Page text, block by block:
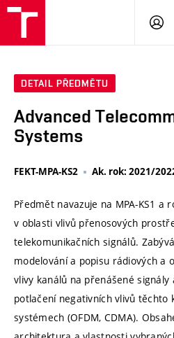
DETAIL PŘEDMĚTU
Advanced
Systems
FEKT-MPA-KS2 Ak. rok: 2021/
Předmět navazuje na MPA-KS1 a
v oblasti vlivů přenosových
telekomunikačních signálů.
modelování a popisu rádiových a
vlivy kanálů na přenášené
potlačení negativních vlivů těchto
systémech (OFDM, CDMA).